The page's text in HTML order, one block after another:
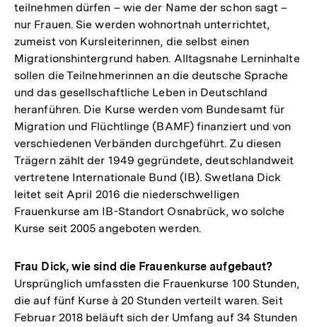
teilnehmen dürfen – wie der Name der schon sagt –
nur Frauen. Sie werden wohnortnah unterrichtet,
zumeist von Kursleiterinnen, die selbst einen
Migrationshintergrund haben. Alltagsnahe Lerninhalte
sollen die Teilnehmerinnen an die deutsche Sprache
und das gesellschaftliche Leben in Deutschland
heranführen. Die Kurse werden vom Bundesamt für
Migration und Flüchtlinge (BAMF) finanziert und von
verschiedenen Verbänden durchgeführt. Zu diesen
Trägern zählt der 1949 gegründete, deutschlandweit
vertretene Internationale Bund (IB). Swetlana Dick
leitet seit April 2016 die niederschwelligen
Frauenkurse am IB-Standort Osnabrück, wo solche
Kurse seit 2005 angeboten werden.
Frau Dick, wie sind die Frauenkurse aufgebaut?
Ursprünglich umfassten die Frauenkurse 100 Stunden,
die auf fünf Kurse à 20 Stunden verteilt waren. Seit
Februar 2018 beläuft sich der Umfang auf 34 Stunden